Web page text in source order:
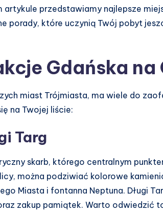
przedstawiamy najlepsze
porady, które uczynią Twój pobyt
Gdańska na
miast Trójmiasta, ma wiele do
na Twojej liście:
Targ
skarb, którego centralnym
można podziwiać kolorowe
Miasta i fontanna Neptuna. Długi
zakup pamiątek. Warto odwiedzić